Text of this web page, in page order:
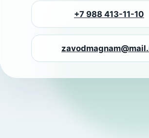
+7 988 413-11-10